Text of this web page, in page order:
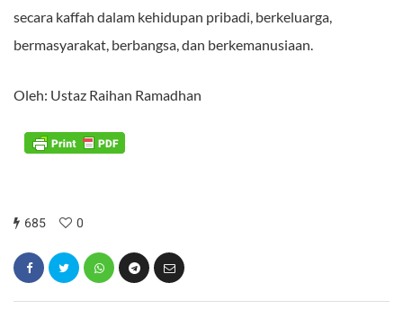
secara kaffah dalam kehidupan pribadi, berkeluarga,
bermasyarakat, berbangsa, dan berkemanusiaan.
Oleh: Ustaz Raihan Ramadhan
685 0